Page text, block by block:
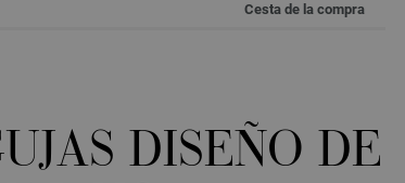
Cesta de la compra
DISEÑO DE